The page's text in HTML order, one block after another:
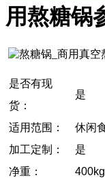
用熬糖锅
是否有现
货：
是
适用范围： 休闲
加工定制：
是
净重：
400kg